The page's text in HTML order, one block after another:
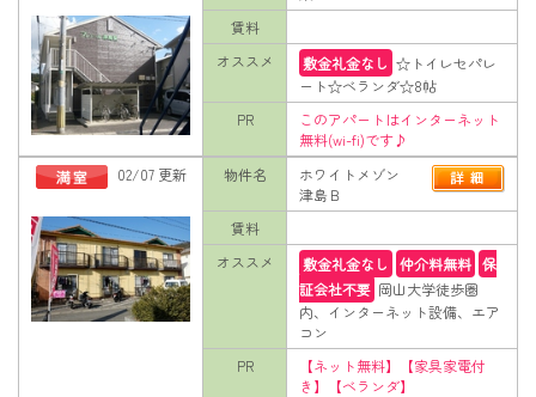
賃料
オススメ
敷金礼金なし ☆トイレセパレ
ート☆ベランダ☆8帖
PR
このアパートはインターネット
無料(wi-fi)です♪
02/07 更新
物件名
ホワイトメゾン
津島Ｂ
賃料
オススメ
敷金礼金なし 仲介料無料 保
証会社不要 岡山大学徒歩圏
内、インターネット設備、エア
コン
PR
【ネット無料】【家具家電付
き】【ベランダ】